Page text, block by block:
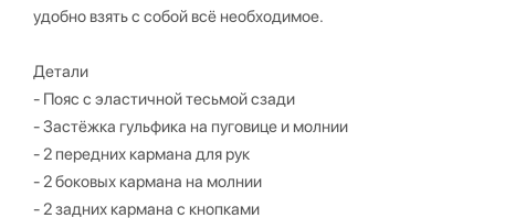
удобно взять с собой всё необходимое.
Детали
- Пояс с эластичной тесьмой сзади
- Застёжка гульфика на пуговице и молнии
- 2 передних кармана для рук
- 2 боковых кармана на молнии
- 2 задних кармана с кнопками